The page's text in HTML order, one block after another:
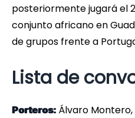
posteriormente jugará el
conjunto africano en
de grupos frente a
Lista de
Porteros: Álvaro